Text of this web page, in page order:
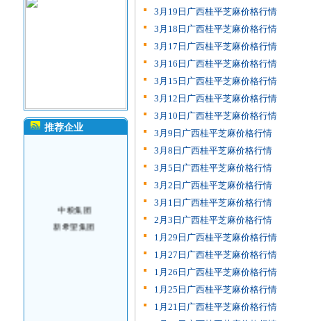
推荐企业
中粮集团
新希望集团
3月19日广西桂平芝麻价格行情
3月18日广西桂平芝麻价格行情
3月17日广西桂平芝麻价格行情
3月16日广西桂平芝麻价格行情
3月15日广西桂平芝麻价格行情
3月12日广西桂平芝麻价格行情
3月10日广西桂平芝麻价格行情
3月9日广西桂平芝麻价格行情
3月8日广西桂平芝麻价格行情
3月5日广西桂平芝麻价格行情
3月2日广西桂平芝麻价格行情
3月1日广西桂平芝麻价格行情
2月3日广西桂平芝麻价格行情
1月29日广西桂平芝麻价格行情
1月27日广西桂平芝麻价格行情
1月26日广西桂平芝麻价格行情
1月25日广西桂平芝麻价格行情
1月21日广西桂平芝麻价格行情